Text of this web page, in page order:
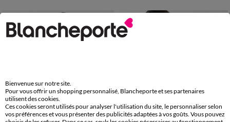
Bienvenue sur notre site.
Pour vous offrir un shopping personnalisé, Blancheporte et ses partenaires
utilisent des cookies.
Ces cookies seront utilisés pour analyser l'utilisation du site, le personnaliser selon
vos préférences et vous présenter des publicités adaptées à vos goûts. Vous pouvez